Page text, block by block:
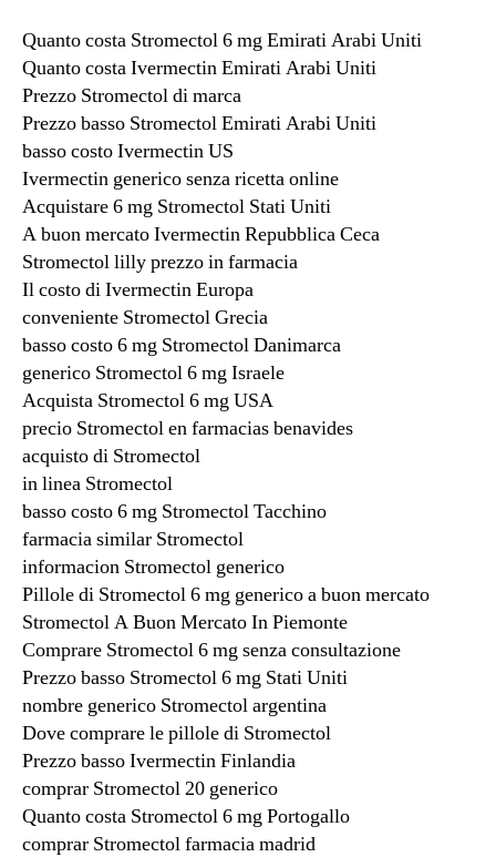
Quanto costa Stromectol 6 mg Emirati Arabi Uniti
Quanto costa Ivermectin Emirati Arabi Uniti
Prezzo Stromectol di marca
Prezzo basso Stromectol Emirati Arabi Uniti
basso costo Ivermectin US
Ivermectin generico senza ricetta online
Acquistare 6 mg Stromectol Stati Uniti
A buon mercato Ivermectin Repubblica Ceca
Stromectol lilly prezzo in farmacia
Il costo di Ivermectin Europa
conveniente Stromectol Grecia
basso costo 6 mg Stromectol Danimarca
generico Stromectol 6 mg Israele
Acquista Stromectol 6 mg USA
precio Stromectol en farmacias benavides
acquisto di Stromectol
in linea Stromectol
basso costo 6 mg Stromectol Tacchino
farmacia similar Stromectol
informacion Stromectol generico
Pillole di Stromectol 6 mg generico a buon mercato
Stromectol A Buon Mercato In Piemonte
Comprare Stromectol 6 mg senza consultazione
Prezzo basso Stromectol 6 mg Stati Uniti
nombre generico Stromectol argentina
Dove comprare le pillole di Stromectol
Prezzo basso Ivermectin Finlandia
comprar Stromectol 20 generico
Quanto costa Stromectol 6 mg Portogallo
comprar Stromectol farmacia madrid